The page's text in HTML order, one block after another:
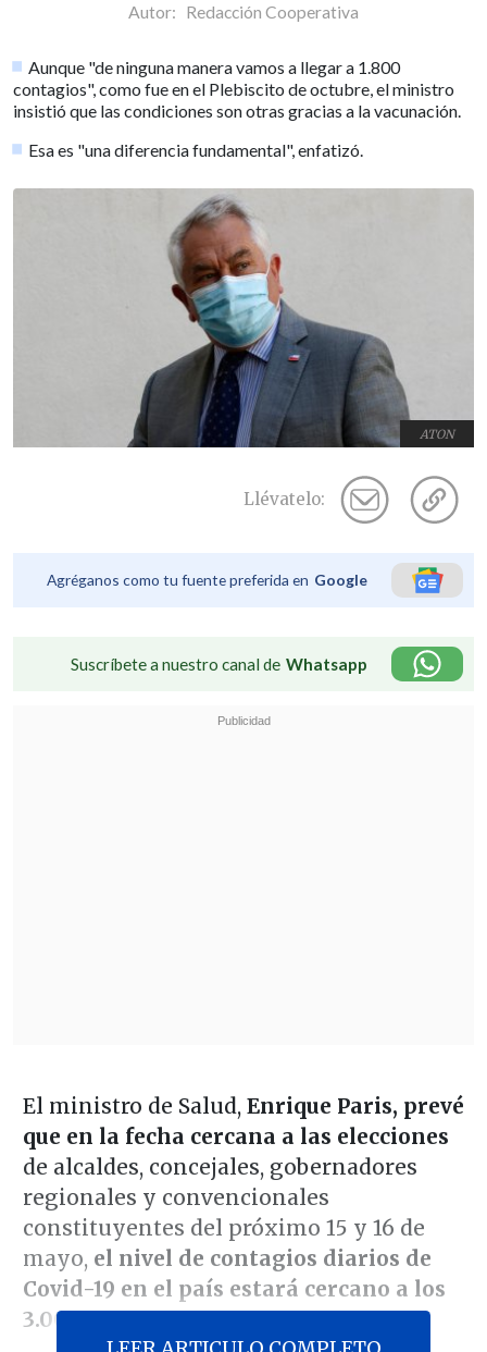
Autor: Redacción Cooperativa
Aunque "de ninguna manera vamos a llegar a 1.800
contagios", como fue en el Plebiscito de octubre, el ministro
insistió que las condiciones son otras gracias a la vacunación.
Esa es "una diferencia fundamental", enfatizó.
ATON
Llévatelo:
Agréganos como tu fuente preferida en Google
Suscríbete a nuestro canal de Whatsapp
El ministro de Salud, Enrique Paris, prevé
que en la fecha cercana a las elecciones
de alcaldes, concejales, gobernadores
regionales y convencionales
constituyentes del próximo 15 y 16 de
mayo, el nivel de contagios diarios de
Covid-19 en el país estará cercano a los
3.000 casos.